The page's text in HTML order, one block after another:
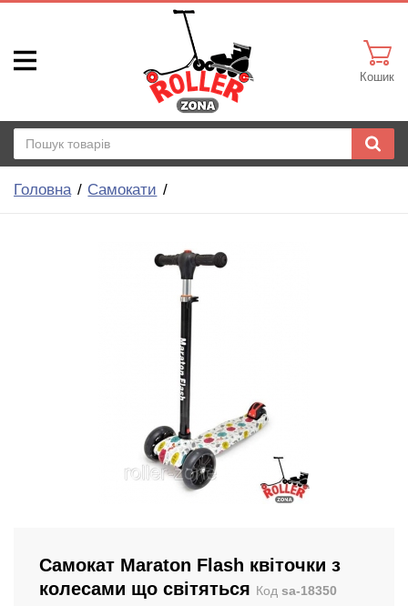
Кошик
Головна Самокати
Самокат Maraton Flash квіточки з
колесами що світяться Код sa-18350